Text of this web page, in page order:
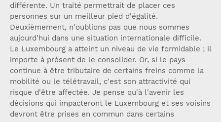
différente. Un traité permettrait de placer ces
personnes sur un meilleur pied d'égalité.
Deuxièmement, n'oublions pas que nous sommes
aujourd'hui dans une situation internationale difficile.
Le Luxembourg a atteint un niveau de vie formidable ; il
importe à présent de le consolider. Or, si le pays
continue à être tributaire de certains freins comme la
mobilité ou le télétravail, c'est son attractivité qui
risque d'être affectée. Je pense qu'à l'avenir les
décisions qui impacteront le Luxembourg et ses voisins
devront être prises en commun dans certains